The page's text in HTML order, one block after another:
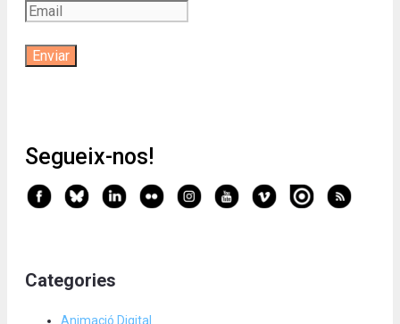
Segueix-nos!
Categories
Animació Digital